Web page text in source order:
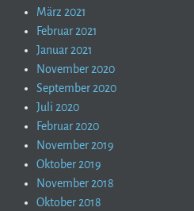
März 2021
Februar 2021
Januar 2021
November 2020
September 2020
Juli 2020
Februar 2020
November 2019
Oktober 2019
November 2018
Oktober 2018